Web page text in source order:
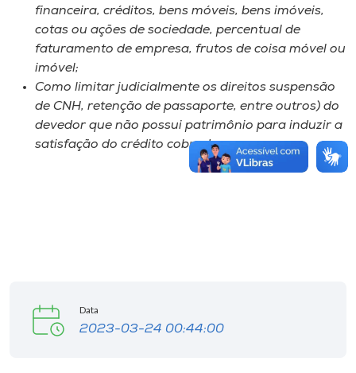
financeira, créditos, bens móveis, bens imóveis,
cotas ou ações de sociedade, percentual de
faturamento de empresa, frutos de coisa móvel ou
imóvel;
Como limitar judicialmente os direitos suspensão
de CNH, retenção de passaporte, entre outros) do
devedor que não possui patrimônio para induzir a
satisfação do crédito cobrado.
Data
2023-03-24 00:44:00